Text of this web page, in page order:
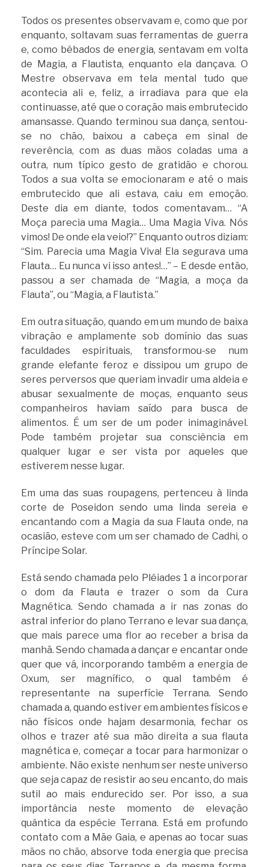
Todos os presentes observavam e, como que por
enquanto, soltavam suas ferramentas de guerra
e, como bêbados de energia, sentavam em volta
de Magia, a Flautista, enquanto ela dançava. O
Mestre observava em tela mental tudo que
acontecia ali e, feliz, a irradiava para que ela
continuasse, até que o coração mais embrutecido
amansasse. Quando terminou sua dança, sentou-
se no chão, baixou a cabeça em sinal de
reverência, com as duas mãos coladas uma a
outra, num típico gesto de gratidão e chorou.
Todos a sua volta se emocionaram e até o mais
embrutecido que ali estava, caiu em emoção.
Deste dia em diante, todos comentavam… “A
Moça parecia uma Magia… Uma Magia Viva. Nós
vimos! De onde ela veio!?” Enquanto outros diziam:
“Sim. Parecia uma Magia Viva! Ela segurava uma
Flauta… Eu nunca vi isso antes!…” – E desde então,
passou a ser chamada de “Magia, a moça da
Flauta”, ou “Magia, a Flautista.”
Em outra situação, quando em um mundo de baixa
vibração e amplamente sob domínio das suas
faculdades espirituais, transformou-se num
grande elefante feroz e dissipou um grupo de
seres perversos que queriam invadir uma aldeia e
abusar sexualmente de moças, enquanto seus
companheiros haviam saído para busca de
alimentos. É um ser de um poder inimaginável.
Pode também projetar sua consciência em
qualquer lugar e ser vista por aqueles que
estiverem nesse lugar.
Em uma das suas roupagens, pertenceu à linda
corte de Poseidon sendo uma linda sereia e
encantando com a Magia da sua Flauta onde, na
ocasião, esteve com um ser chamado de Cadhi, o
Príncipe Solar.
Está sendo chamada pelo Plêiades 1 a incorporar
o dom da Flauta e trazer o som da Cura
Magnética. Sendo chamada a ir nas zonas do
astral inferior do plano Terrano e levar sua dança,
que mais parece uma flor ao receber a brisa da
manhã. Sendo chamada a dançar e encantar onde
quer que vá, incorporando também a energia de
Oxum, ser magnífico, o qual também é
representante na superfície Terrana. Sendo
chamada a, quando estiver em ambientes físicos e
não físicos onde hajam desarmonia, fechar os
olhos e trazer até sua mão direita a sua flauta
magnética e, começar a tocar para harmonizar o
ambiente. Não existe nenhum ser neste universo
que seja capaz de resistir ao seu encanto, do mais
sutil ao mais endurecido ser. Por isso, a sua
importância neste momento de elevação
quântica da espécie Terrana. Está em profundo
contato com a Mãe Gaia, e apenas ao tocar suas
mãos no chão, absorve toda energia que precisa